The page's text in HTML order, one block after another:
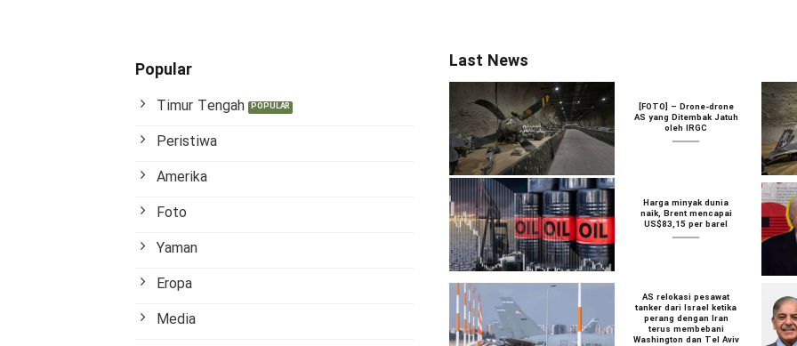
Popular
Timur Tengah
Peristiwa
Amerika
Foto
Yaman
Eropa
Media
Last News
[FOTO] – Drone-drone
AS yang Ditembak Jatuh
oleh IRGC
Harga minyak dunia
naik, Brent mencapai
US$83,15 per barel
AS relokasi pesawat
tanker dari Israel ketika
perang dengan Iran
terus membebani
Washington dan Tel Aviv